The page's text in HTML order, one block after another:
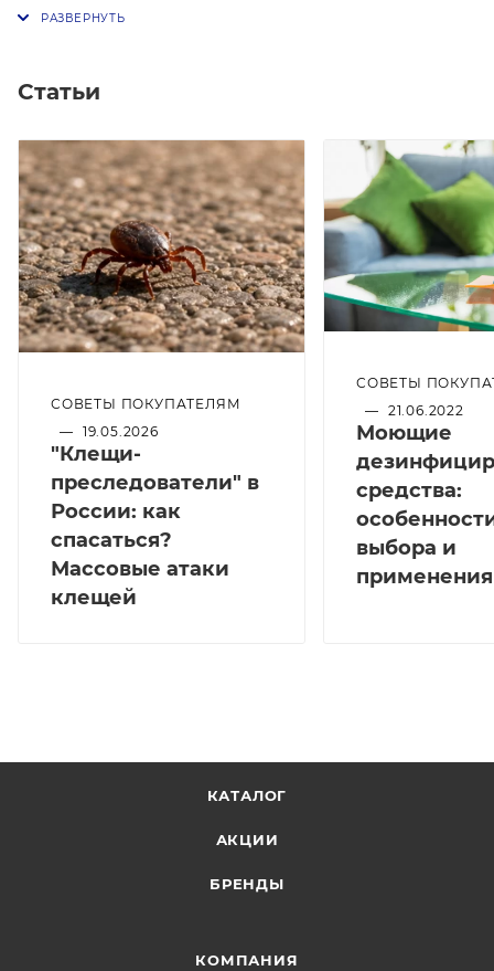
Статьи
СОВЕТЫ ПОКУПАТЕЛЯМ
— 19.05.2026
"Клещи-
преследователи" в
России: как
спасаться?
Массовые атаки
клещей
СОВЕТЫ
— 21.06.2022
Моющие
средства:
выбора и
применения
КАТАЛОГ
АКЦИИ
БРЕНДЫ
КОМПАНИЯ